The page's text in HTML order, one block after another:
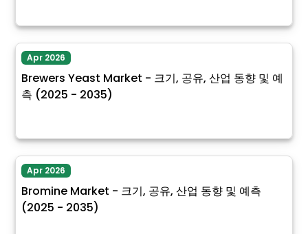
Apr 2026
Brewers Yeast Market - 크기, 공유, 산업 동향 및 예
측 (2025 - 2035)
Apr 2026
Bromine Market - 크기, 공유, 산업 동향 및 예측
(2025 - 2035)